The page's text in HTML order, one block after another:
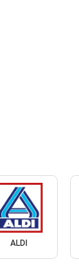
ALDI